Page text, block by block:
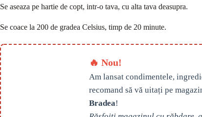
Se aseaza pe hartie de copt, intr-o tava, cu alta tava deasupra.
Se coace la 200 de gradea Celsius, timp de 20 minute.
🔥 Nou!
Am lansat condimentele,
recomand să vă uitați pe
Bradea!